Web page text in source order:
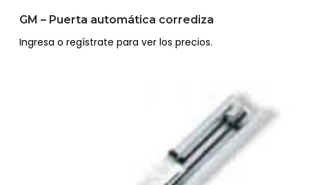
GM – Puerta automática corrediza
Ingresa o regístrate para ver los precios.